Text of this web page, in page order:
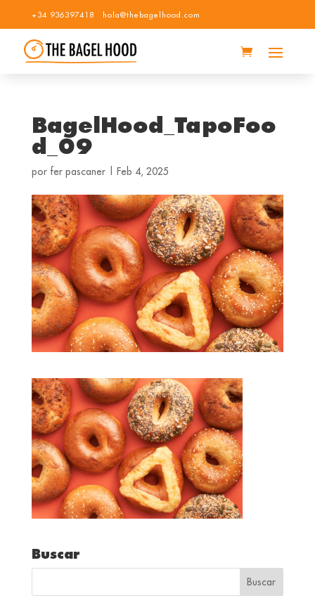
+34 936397418 hola@thebagelhood.com
BagelHood_TapoFoo
d_09
por fer pascaner| Feb 4, 2025
Buscar